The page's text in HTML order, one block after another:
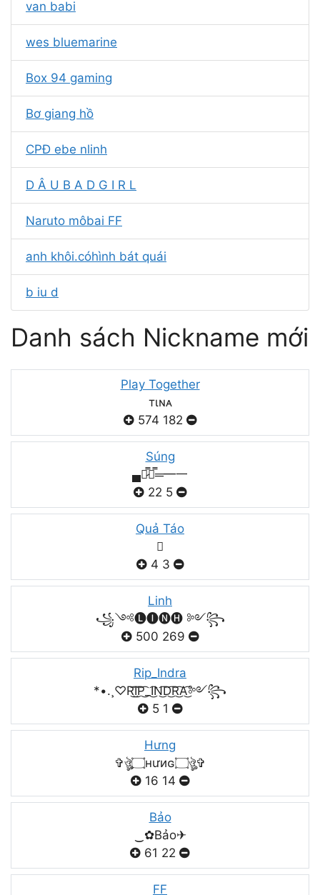
van babi
wes bluemarine
Box 94 gaming
Bơ giang hồ
CPĐ ebe nlinh
D Â U B A D G I R L
Naruto môbai FF
anh khôi.cóhình bát quái
b iu d
Danh sách Nickname mới
Play Together
тιɴᴀ
574 182
Súng
▄︻̷̿┻̿═━一
22 5
Quả Táo

4 3
Linh
꧁༺🅛🅘🅝🅗 ༻꧂
500 269
Rip_Indra
*•.¸♡R͜͡I͜͡P͜͡_I͜͡N͜͡D͜͡R͜͡A͜͡༻꧂
5 1
Hưng
✞ঔৣ۝нưиɢ۝ঔৣ✞
16 14
Bảo
‿✿Bảo✈
61 22
FF